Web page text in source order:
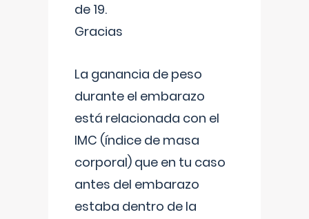
de 19.
Gracias
La ganancia de peso
durante el embarazo
está relacionada con el
IMC (índice de masa
corporal) que en tu caso
antes del embarazo
estaba dentro de la